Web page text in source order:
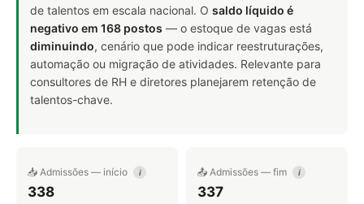
de talentos em escala nacional. O saldo líquido é
negativo em 168 postos — o estoque de vagas está
diminuindo, cenário que pode indicar reestruturações,
automação ou migração de atividades. Relevante para
consultores de RH e diretores planejarem retenção de
talentos-chave.
📥 Admissões — início i
338
📤 Admissões — fim i
337